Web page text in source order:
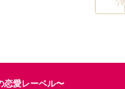
恋愛レーベル〜